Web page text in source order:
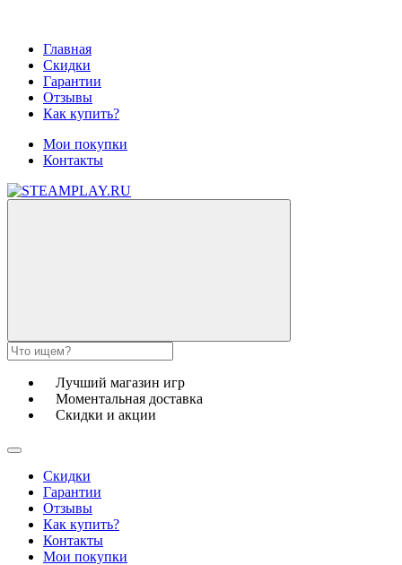
Главная
Скидки
Гарантии
Отзывы
Как купить?
Мои покупки
Контакты
Лучший магазин игр
Моментальная доставка
Скидки и акции
Скидки
Гарантии
Отзывы
Как купить?
Контакты
Мои покупки